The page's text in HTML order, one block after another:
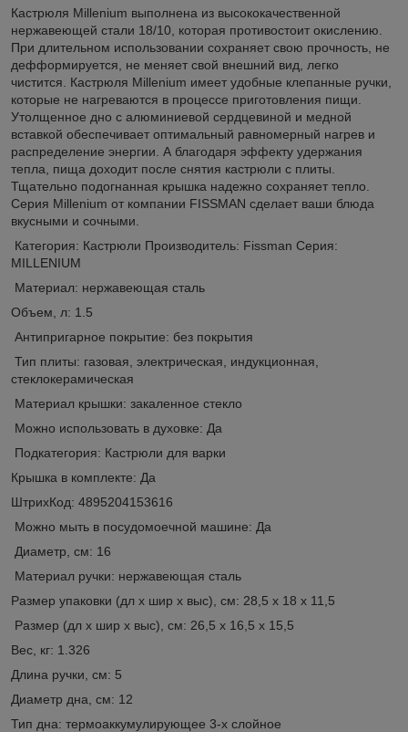
Кастрюля Millenium выполнена из высококачественной
нержавеющей стали 18/10, которая противостоит окислению.
При длительном использовании сохраняет свою прочность, не
дефформируется, не меняет свой внешний вид, легко
чистится. Кастрюля Millenium имеет удобные клепанные ручки,
которые не нагреваются в процессе приготовления пищи.
Утолщенное дно с алюминиевой сердцевиной и медной
вставкой обеспечивает оптимальный равномерный нагрев и
распределение энергии. А благодаря эффекту удержания
тепла, пища доходит после снятия кастрюли с плиты.
Тщательно подогнанная крышка надежно сохраняет тепло.
Серия Millenium от компании FISSMAN сделает ваши блюда
вкусными и сочными.
Категория: Кастрюли Производитель: Fissman Серия:
MILLENIUM
Материал: нержавеющая сталь
Объем, л: 1.5
Антипригарное покрытие: без покрытия
Тип плиты: газовая, электрическая, индукционная,
стеклокерамическая
Материал крышки: закаленное стекло
Можно использовать в духовке: Да
Подкатегория: Кастрюли для варки
Крышка в комплекте: Да
ШтрихКод: 4895204153616
Можно мыть в посудомоечной машине: Да
Диаметр, см: 16
Материал ручки: нержавеющая сталь
Размер упаковки (дл х шир х выс), см: 28,5 х 18 х 11,5
Размер (дл х шир х выс), см: 26,5 х 16,5 х 15,5
Вес, кг: 1.326
Длина ручки, см: 5
Диаметр дна, см: 12
Тип дна: термоаккумулирующее 3-х слойное